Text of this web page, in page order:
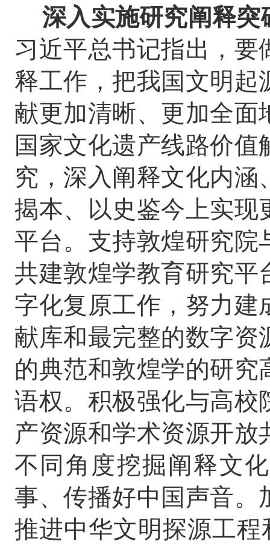
深入实施研究阐释
习近平总书记指出，
释工作，把我国文明
献更加清晰、更加全
国家文化遗产线路价
究，深入阐释文化内
揭本、以史鉴今上实现
平台。支持敦煌研究院
共建敦煌学教育研究平
字化复原工作，努力
献库和最完整的数字
的典范和敦煌学的研
语权。积极强化与高校
产资源和学术资源开
不同角度挖掘阐释文
事、传播好中国声音。
推进中华文明探源工程